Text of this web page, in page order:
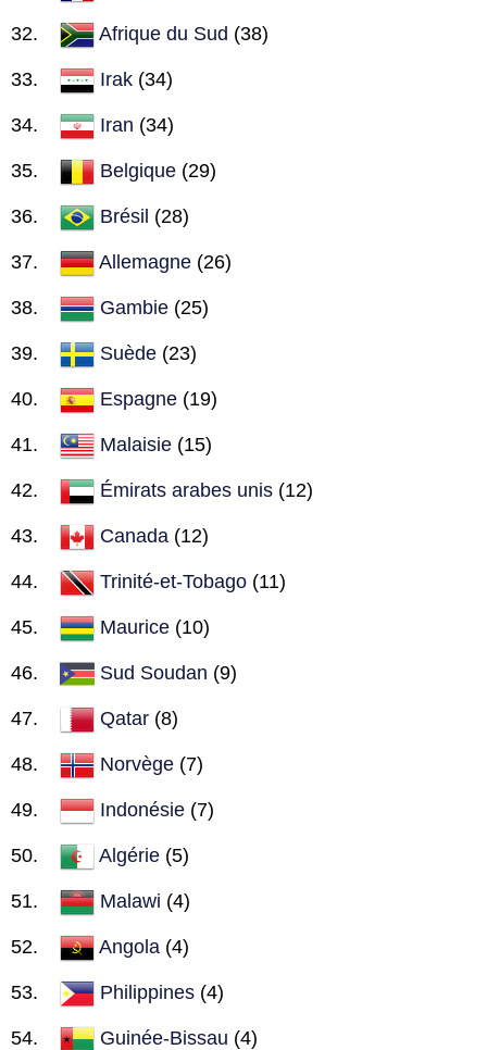
Afrique du Sud (38)
Irak (34)
Iran (34)
Belgique (29)
Brésil (28)
Allemagne (26)
Gambie (25)
Suède (23)
Espagne (19)
Malaisie (15)
Émirats arabes unis (12)
Canada (12)
Trinité-et-Tobago (11)
Maurice (10)
Sud Soudan (9)
Qatar (8)
Norvège (7)
Indonésie (7)
Algérie (5)
Malawi (4)
Angola (4)
Philippines (4)
Guinée-Bissau (4)